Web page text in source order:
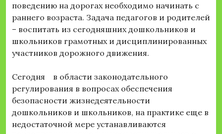
поведению на дорогах необходимо начинать с
раннего возраста. Задача педагогов и родителей
– воспитать из сегодняшних дошкольников и
школьников грамотных и дисциплинированных
участников дорожного движения.
Сегодня в области законодательного
регулирования в вопросах обеспечения
безопасности жизнедеятельности
дошкольников и школьников, на практике еще в
недостаточной мере устанавливаются